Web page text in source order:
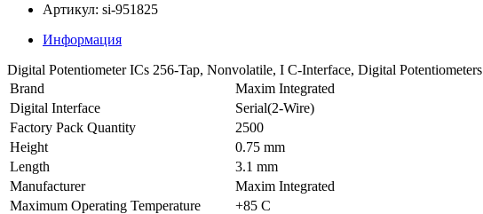
Артикул: si-951825
Информация
Digital Potentiometer ICs 256-Tap, Nonvolatile, I C-Interface, Digital Potentiometers
Brand
Maxim Integrated
Digital Interface
Serial(2-Wire)
Factory Pack Quantity
2500
Height
0.75 mm
Length
3.1 mm
Manufacturer
Maxim Integrated
Maximum Operating Temperature
+85 C